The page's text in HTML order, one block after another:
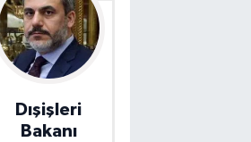
Dışişleri
Bakanı